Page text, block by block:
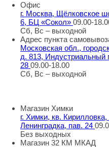
Офис
г. Москва, Щёлковское
6, БЦ «Сокол» 09.00-
Сб, Вс – выходной
Адрес пункта
Московская обл.,
д. 813,
28 09.00-18.00
Сб, Вс – выходной
Магазин Химки
г. Химки, кв.
Ленинградка, пав. 24
Без выходных
Магазин 32 КМ МКАД